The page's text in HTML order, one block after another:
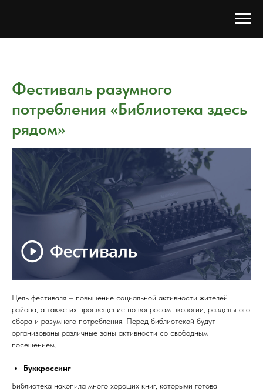
Фестиваль разумного
потребления «Библиотека здесь
рядом»
Цель фестиваля – повышение социальной активности жителей
района, а также их просвещение по вопросам экологии, раздельного
сбора и разумного потребления. Перед библиотекой будут
организованы различные зоны активности со свободным
посещением.
Буккроссинг
Библиотека накопила много хороших книг, которыми готова